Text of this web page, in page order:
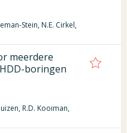
Stein, N.E. Cirkel,
meerdere
boringen
R.D. Kooiman,